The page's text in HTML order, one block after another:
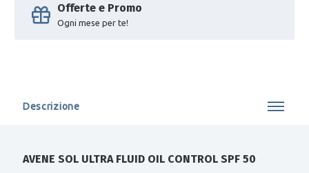
Offerte e Promo
Ogni mese per te!
Descrizione
AVENE SOL ULTRA FLUID OIL CONTROL SPF 50